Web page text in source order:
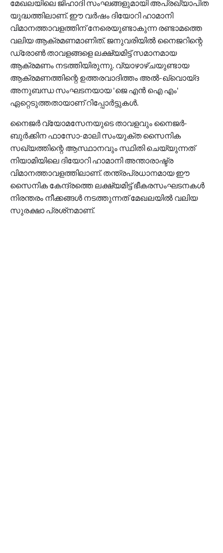
മേഖലയിലെ ജിഹാദി സംഘങ്ങളുമായി അപ്രഖ്യാപിത
യുദ്ധത്തിലാണ്. ഈ വര്‍ഷം ദിയോറി ഹാമാനി
വിമാനത്താവളത്തിന് നേരെയുണ്ടാകുന്ന രണ്ടാമത്തെ
വലിയ ആക്രമണമാണിത്. ജനുവരിയില്‍ നൈജറിന്റെ
ഡ്രോണ്‍ താവളങ്ങളെ ലക്ഷ്യമിട്ട് സമാനമായ
ആക്രമണം നടത്തിയിരുന്നു. വ്യാഴാഴ്ചയുണ്ടായ
ആക്രമണത്തിന്റെ ഉത്തരവാദിത്തം അല്‍-ഖ്വൊയ്ദ
അനുബന്ധ സംഘടനയായ 'ജെ എന്‍ ഐ എം'
ഏറ്റെടുത്തതായാണ് റിപ്പോര്‍ട്ടുകള്‍.
നൈജര്‍ വ്യോമസേനയുടെ താവളവും നൈജര്‍-
ബുര്‍ക്കിന ഫാസോ-മാലി സംയുക്ത സൈനിക
സഖ്യത്തിന്റെ ആസ്ഥാനവും സ്ഥിതി ചെയ്യുന്നത്
നിയാമിയിലെ ദിയോറി ഹാമാനി അന്താരാഷ്ട്ര
വിമാനത്താവളത്തിലാണ്. തന്ത്രപ്രധാനമായ ഈ
സൈനിക കേന്ദ്രത്തെ ലക്ഷ്യമിട്ട് ഭീകരസംഘടനകള്‍
നിരന്തരം നീക്കങ്ങള്‍ നടത്തുന്നത് മേഖലയില്‍ വലിയ
സുരക്ഷാ പ്രശ്‌നമാണ്.